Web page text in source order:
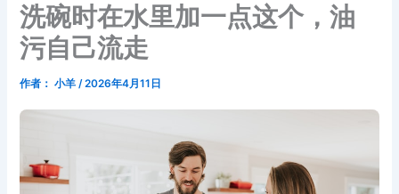
洗碗时在水里加一点这个，油
污自己流走
作者： 小羊/2026年4月11日